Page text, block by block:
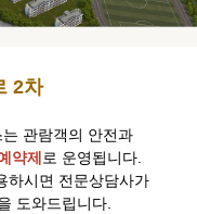
2차
관람객의 안전과
약제 로 운영됩니다.
하시면 전문상담사가
도와드립니다.